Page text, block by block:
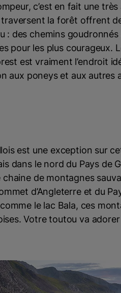
c’est en fait une
la forêt offrent
: des chemins
pour les plus
est vraiment l’endroit
aux poneys et aux autres
est une exception sur
dans le nord du Pays de
de montagnes
d’Angleterre et du
le lac Bala, ces
Votre toutou va